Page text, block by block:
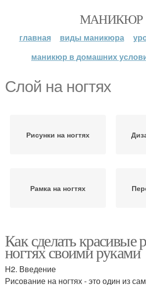
МАНИКЮР
главная виды маникюра
маникюр в домашних
Слой на ногтях
Рисунки на ногтях
Рамка на ногтях
Цветовой слой
Как сделать красивые
ногтях своими руками
H2. Введение
Рисование на ногтях - это один из